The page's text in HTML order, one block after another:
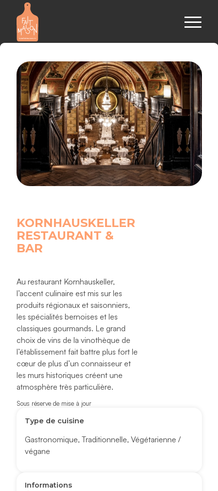
KORNHAUSKELLER
RESTAURANT &
BAR
Au restaurant Kornhauskeller,
l’accent culinaire est mis sur les
produits régionaux et saisonniers,
les spécialités bernoises et les
classiques gourmands. Le grand
choix de vins de la vinothèque de
l’établissement fait battre plus fort le
cœur de plus d’un connaisseur et
les murs historiques créent une
atmosphère très particulière.
Sous réserve de mise à jour
Type de cuisine
Gastronomique,Traditionnelle,Végétarienne /
végane
Informations